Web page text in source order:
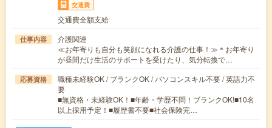
交通費
交通費全額支給
仕事内容
介護関連
≪お年寄りも自分も笑顔になれる介護の仕事！≫＊お年寄り
が昼間だけ生活のサポートを受けたり、気分転換で…
応募資格
職種未経験OK / ブランクOK / パソコンスキル不要 / 英語力不
要
■無資格・未経験OK！■年齢・学歴不問！ブランクOK!■10名
以上採用予定！■履歴書不要■社会保険完…